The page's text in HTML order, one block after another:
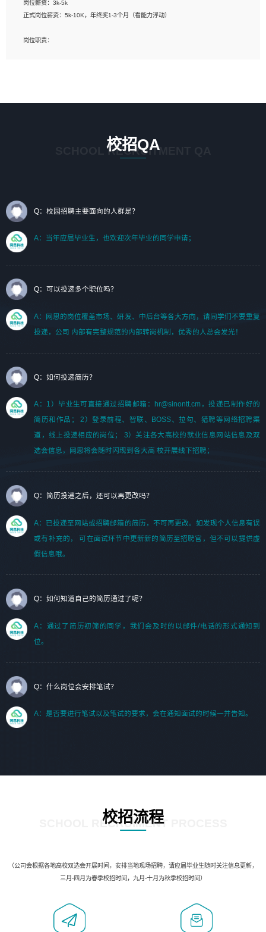
标志及吉祥物设计，效果图后期处理等。
1、艺术设计类相关专业；（其中需求分析顾问不限专业）
岗位薪资：3k-5k
正式岗位薪资：5k-10K，年终奖1-3个月（看能力浮动）
岗位职责：
2. 熟悉 前端常用框架, 能独立完成设计给予的 UI 效果;
3. 有良好的代码习惯, 低级错误出现频率低;
7. 了解或熟悉 WebGL 及相关框架优先。
（岗位人员专职于行业应用解决方案、项目申报方案、投标方案的策划编写）
校招QA
SCHOOL RECRUITMENT QA
Q：校园招聘主要面向的人群是？
A：当年应届毕业生，也欢迎次年毕业的同学申请；
Q：可以投递多个职位吗？
A：网思的岗位覆盖市场、研发、中后台等各大方向，请同学们不要重复
投递，公司 内部有完整规范的内部转岗机制，优秀的人总会发光！
Q：如何投递简历？
A：1）毕业生可直接通过招聘邮箱：hr@sinontt.cm，投递已制作好的
简历和作品； 2）登录前程、智联、BOSS、拉勾、猎聘等网络招聘渠
道，线上投递相应的岗位； 3）关注各大高校的就业信息网站信息及双
选会信息，网思将会随时闪现到各大高 校开展线下招聘；
Q：简历投递之后，还可以再更改吗？
A：已投递至网站或招聘邮箱的简历，不可再更改。如发现个人信息有误
或有补充的， 可在面试环节中更新新的简历至招聘官，但不可以提供虚
假信息哦。
Q：如何知道自己的简历通过了呢？
A：通过了简历初筛的同学，我们会及时的以邮件/电话的形式通知到
位。
Q：什么岗位会安排笔试？
A：是否要进行笔试以及笔试的要求，会在通知面试的时候一并告知。
校招流程
SCHOOL RECRUIMENT PROCESS
（公司会根据各地高校双选会开展时间，安排当地现场招聘，请应届毕业生随时关注信息更新，
三月-四月为春季校招时间，九月-十月为秋季校招时间）